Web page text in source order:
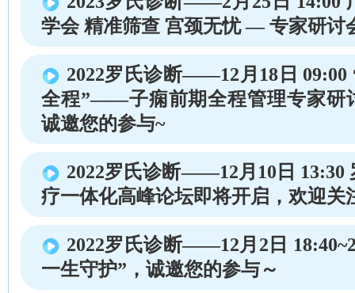
学会 精准筛查 宫颈无忧 — 专家研讨
2022罗氏诊断——12月18日 09:00
全程”——子痫前期全程管理专家研
诚邀您的参与~
2022罗氏诊断——12月10日 13:30
疗一体化高峰论坛即将开启，欢迎关
2022罗氏诊断——12月2日
一生守护”，诚邀您的参与～